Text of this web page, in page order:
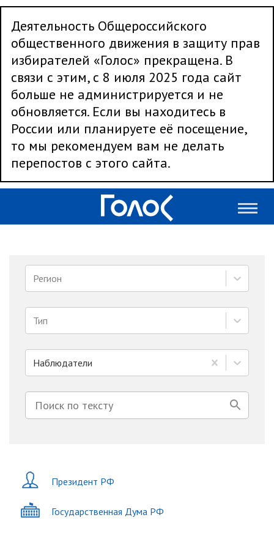
Деятельность Общероссийского
общественного движения в защиту прав
избирателей «Голос» прекращена. В
связи с этим, с 8 июля 2025 года сайт
больше не администрируется и не
обновляется. Если вы находитесь в
России или планируете её посещение,
то мы рекомендуем вам не делать
перепостов с этого сайта.
Регион
Тип
Наблюдатели
Президент РФ
Государственная Дума РФ